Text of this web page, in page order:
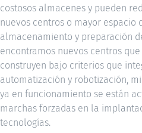
costosos almacenes y pueden
nuevos centros o mayor espacio
almacenamiento y preparación
encontramos nuevos centros
construyen bajo criterios que
automatización y robotización,
ya en funcionamiento se están
marchas forzadas en la
tecnologías.